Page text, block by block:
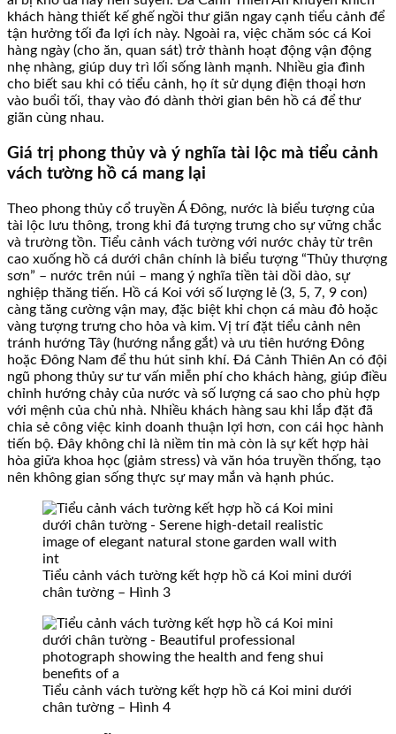
khách hàng thiết kế ghế ngồi thư giãn ngay cạnh tiểu cảnh để
tận hưởng tối đa lợi ích này. Ngoài ra, việc chăm sóc cá Koi
hàng ngày (cho ăn, quan sát) trở thành hoạt động vận động
nhẹ nhàng, giúp duy trì lối sống lành mạnh. Nhiều gia đình
cho biết sau khi có tiểu cảnh, họ ít sử dụng điện thoại hơn
vào buổi tối, thay vào đó dành thời gian bên hồ cá để thư
giãn cùng nhau.
Giá trị phong thủy và ý nghĩa tài lộc mà tiểu cảnh
vách tường hồ cá mang lại
Theo phong thủy cổ truyền Á Đông, nước là biểu tượng của
tài lộc lưu thông, trong khi đá tượng trưng cho sự vững chắc
và trường tồn. Tiểu cảnh vách tường với nước chảy từ trên
cao xuống hồ cá dưới chân chính là biểu tượng “Thủy thượng
sơn” – nước trên núi – mang ý nghĩa tiền tài dồi dào, sự
nghiệp thăng tiến. Hồ cá Koi với số lượng lẻ (3, 5, 7, 9 con)
càng tăng cường vận may, đặc biệt khi chọn cá màu đỏ hoặc
vàng tượng trưng cho hỏa và kim. Vị trí đặt tiểu cảnh nên
tránh hướng Tây (hướng nắng gắt) và ưu tiên hướng Đông
hoặc Đông Nam để thu hút sinh khí. Đá Cảnh Thiên An có đội
ngũ phong thủy sư tư vấn miễn phí cho khách hàng, giúp điều
chỉnh hướng chảy của nước và số lượng cá sao cho phù hợp
với mệnh của chủ nhà. Nhiều khách hàng sau khi lắp đặt đã
chia sẻ công việc kinh doanh thuận lợi hơn, con cái học hành
tiến bộ. Đây không chỉ là niềm tin mà còn là sự kết hợp hài
hòa giữa khoa học (giảm stress) và văn hóa truyền thống, tạo
nên không gian sống thực sự may mắn và hạnh phúc.
Tiểu cảnh vách tường kết hợp hồ cá Koi mini dưới
chân tường – Hình 3
Tiểu cảnh vách tường kết hợp hồ cá Koi mini dưới
chân tường – Hình 4